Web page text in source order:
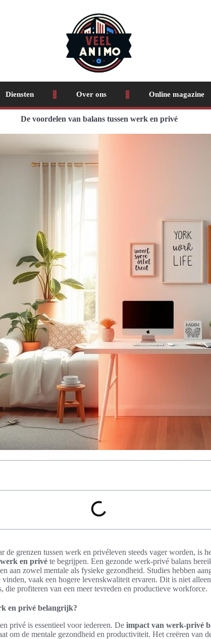
Diensten Over ons Online magazine
De voordelen van balans tussen werk en privé
de grenzen tussen werk en privéleven steeds vager worden, is
en privé te begrijpen. Een gezonde werk-privé balans
aan zowel mentale als fysieke gezondheid. Studies hebben
vinden, vaak een hogere levenskwaliteit ervaren. Dit is niet
die profiteren van een meer tevreden en productieve workforce.
en privé belangrijk?
privé is essentieel voor iedereen. De impact van werk-privé
om de mentale gezondheid en productiviteit. Het creëren van